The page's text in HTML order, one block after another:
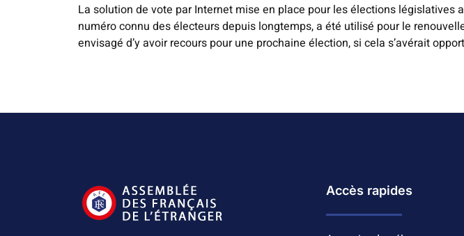
La solution de vote par Internet mise en place pour les élections législatives
numéro connu des électeurs depuis longtemps, a été utilisé pour le
envisagé d’y avoir recours pour une prochaine élection, si cela s’avérait
Accès rapides